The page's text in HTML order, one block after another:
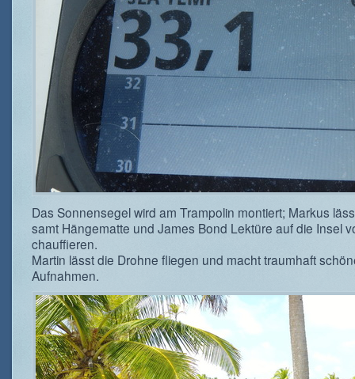
Das Sonnensegel wird am Trampolin montiert; Markus
samt Hängematte und James Bond Lektüre auf die Insel
chauffieren.
Martin lässt die Drohne fliegen und macht traumhaft
Aufnahmen.